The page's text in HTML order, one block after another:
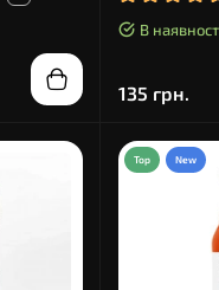
В
135 грн.
Top New